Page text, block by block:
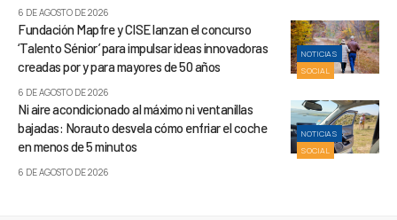
6 DE AGOSTO DE 2026
NOTICIAS
SOCIAL
Fundación Mapfre y CISE lanzan el concurso
‘Talento Sénior’ para impulsar ideas innovadoras
creadas por y para mayores de 50 años
6 DE AGOSTO DE 2026
NOTICIAS
SOCIAL
Ni aire acondicionado al máximo ni ventanillas
bajadas: Norauto desvela cómo enfriar el coche
en menos de 5 minutos
6 DE AGOSTO DE 2026